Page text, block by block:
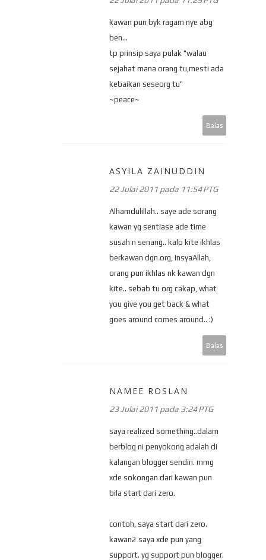
kawan pun byk ragam nye abg
ben...
tp prinsip saya pulak "walau
sejahat mana orang tu,mesti ada
kebaikan seseorg tu"
~peace~
Balas
ASYILA ZAINUDDIN
22 Julai 2011 pada 11:54 PTG
Alhamdulillah.. saye ade sorang
kawan yg sentiase ade time
susah n senang.. kalo kite ikhlas
berkawan dgn org, InsyaAllah,
orang pun ikhlas nk kawan dgn
kite.. sebab tu org cakap, what
you give you get back & what
goes around comes around.. :)
Balas
NAMEE ROSLAN
23 Julai 2011 pada 3:24 PTG
saya realized something..dalam
berblog ni penyokong adalah di
kalangan blogger sendiri. mmg
xde sokongan dari kawan pun
bila start dari zero.
contoh, saya start dari zero.
kawan2 saya xde pun yang
support. yg support pun blogger.